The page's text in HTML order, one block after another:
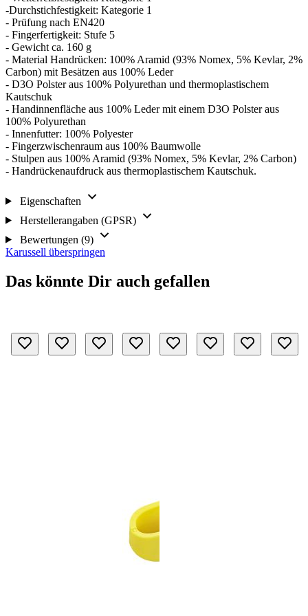
-Durchstichfestigkeit: Kategorie 1
- Prüfung nach EN420
- Fingerfertigkeit: Stufe 5
- Gewicht ca. 160 g
- Material Handrücken: 100% Aramid (93% Nomex, 5% Kevlar, 2%
Carbon) mit Besätzen aus 100% Leder
- D3O Polster aus 100% Polyurethan und thermoplastischem
Kautschuk
- Handinnenfläche aus 100% Leder mit einem D3O Polster aus
100% Polyurethan
- Innenfutter: 100% Polyester
- Fingerzwischenraum aus 100% Baumwolle
- Stulpen aus 100% Aramid (93% Nomex, 5% Kevlar, 2% Carbon)
- Handrückenaufdruck aus thermoplastischem Kautschuk.
Eigenschaften
Herstellerangaben (GPSR)
Bewertungen (9)
Karussell überspringen
Das könnte Dir auch gefallen